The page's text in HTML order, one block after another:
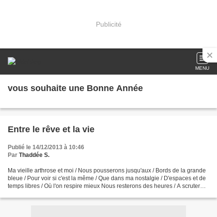
Publicité
MENU
vous souhaite une Bonne Année
Entre le rêve et la vie
Publié le 14/12/2013 à 10:46
Par Thaddée S.
Ma vieille arthrose et moi / Nous pousserons jusqu'aux / Bords de la grande
bleue / Pour voir si c'est la même / Que dans ma nostalgie / D'espaces et de
temps libres / Où l'on respire mieux Nous resterons des heures / A scruter